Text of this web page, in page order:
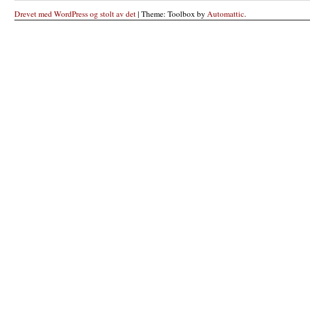
Post navigation
Drevet med WordPress og stolt av det| Theme: Toolbox by Automattic.